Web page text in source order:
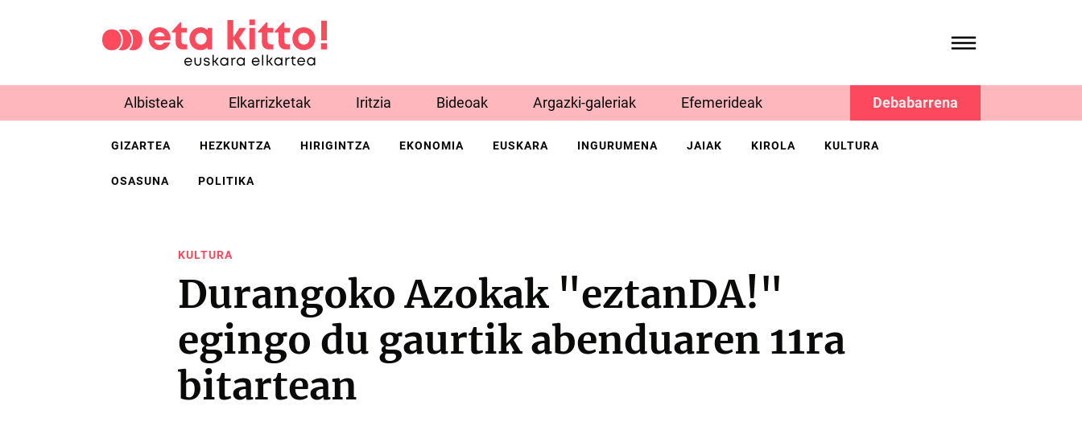
Albisteak Elkarrizketak Iritzia Bideoak Argazki-galeriak Efemerideak Debabarrena
GIZARTEA HEZKUNTZA HIRIGINTZA EKONOMIA EUSKARA INGURUMENA JAIAK KIROLA KULTURA
OSASUNA POLITIKA
KULTURA
Durangoko Azokak "eztanDA!"
egingo du gaurtik abenduaren 11ra
bitartean